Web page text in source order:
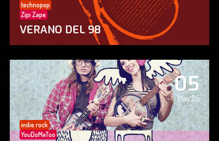
technopop
Zipi Zape
VERANO DEL 98
05
May 25
indie rock
YouDoMeToo